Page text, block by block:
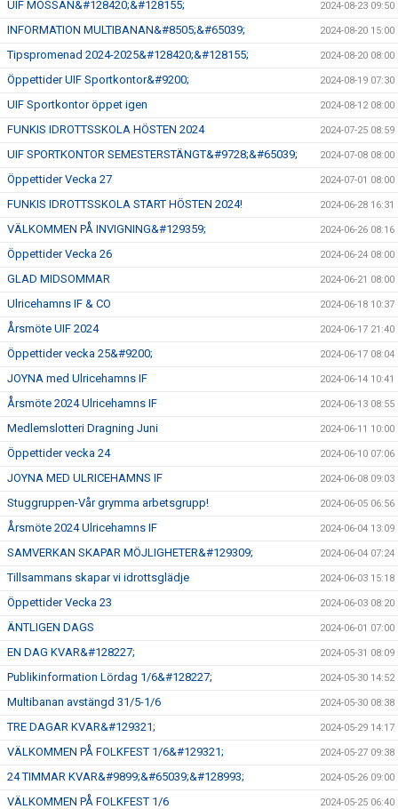
UIF MÖSSAN&#128420;&#128155; 2024-08-23 09:50
INFORMATION MULTIBANAN&#8505;&#65039; 2024-08-20 15:00
Tipspromenad 2024-2025&#128420;&#128155; 2024-08-20 08:00
Öppettider UIF Sportkontor&#9200; 2024-08-19 07:30
UIF Sportkontor öppet igen 2024-08-12 08:00
FUNKIS IDROTTSSKOLA HÖSTEN 2024 2024-07-25 08:59
UIF SPORTKONTOR SEMESTERSTÄNGT&#9728;&#65039; 2024-07-08 08:00
Öppettider Vecka 27 2024-07-01 08:00
FUNKIS IDROTTSSKOLA START HÖSTEN 2024! 2024-06-28 16:31
VÄLKOMMEN PÅ INVIGNING&#129359; 2024-06-26 08:16
Öppettider Vecka 26 2024-06-24 08:00
GLAD MIDSOMMAR 2024-06-21 08:00
Ulricehamns IF & CO 2024-06-18 10:37
Årsmöte UIF 2024 2024-06-17 21:40
Öppettider vecka 25&#9200; 2024-06-17 08:04
JOYNA med Ulricehamns IF 2024-06-14 10:41
Årsmöte 2024 Ulricehamns IF 2024-06-13 08:55
Medlemslotteri Dragning Juni 2024-06-11 10:00
Öppettider vecka 24 2024-06-10 07:06
JOYNA MED ULRICEHAMNS IF 2024-06-08 09:03
Stuggruppen-Vår grymma arbetsgrupp! 2024-06-05 06:56
Årsmöte 2024 Ulricehamns IF 2024-06-04 13:09
SAMVERKAN SKAPAR MÖJLIGHETER&#129309; 2024-06-04 07:24
Tillsammans skapar vi idrottsglädje 2024-06-03 15:18
Öppettider Vecka 23 2024-06-03 08:20
ÄNTLIGEN DAGS 2024-06-01 07:00
EN DAG KVAR&#128227; 2024-05-31 08:09
Publikinformation Lördag 1/6&#128227; 2024-05-30 14:52
Multibanan avstängd 31/5-1/6 2024-05-30 08:38
TRE DAGAR KVAR&#129321; 2024-05-29 14:17
VÄLKOMMEN PÅ FOLKFEST 1/6&#129321; 2024-05-27 09:38
24 TIMMAR KVAR&#9899;&#65039;&#128993; 2024-05-26 09:00
VÄLKOMMEN PÅ FOLKFEST 1/6 2024-05-25 06:40